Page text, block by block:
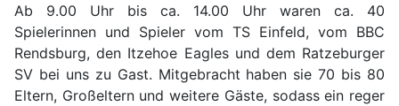
Ab 9.00 Uhr bis ca. 14.00 Uhr waren ca. 40
Spielerinnen und Spieler vom TS Einfeld, vom BBC
Rendsburg, den Itzehoe Eagles und dem Ratzeburger
SV bei uns zu Gast. Mitgebracht haben sie 70 bis 80
Eltern, Großeltern und weitere Gäste, sodass ein reger